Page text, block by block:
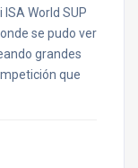
World SUP
se pudo ver
grandes
que